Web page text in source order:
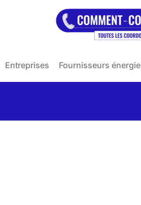
Entreprises Fournisseurs énergie